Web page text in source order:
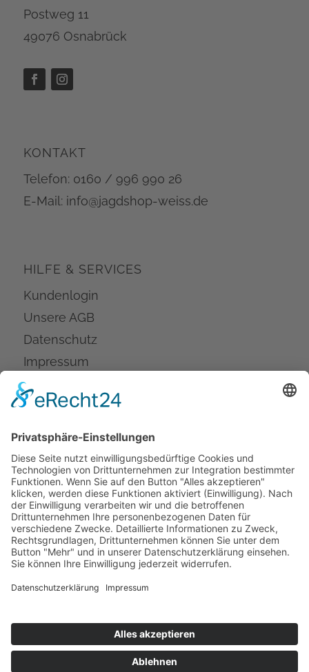
Postweg 11
49076 Osnabrück
KONTAKT
Telefon: 0160 / 996 990 26
E-Mail: info@jagdshop-weiss.de
HILFE & SERVICES
Kundenlogin
Unsere AGB
Datenschutz
Impressum
Versand & Zahlung
ZAHLUNG UND VERSAND
* Alle Preise inkl. gesetzl. Mehrwertsteuer
Nachnahmegebühren, wenn nicht anders
angegeben.